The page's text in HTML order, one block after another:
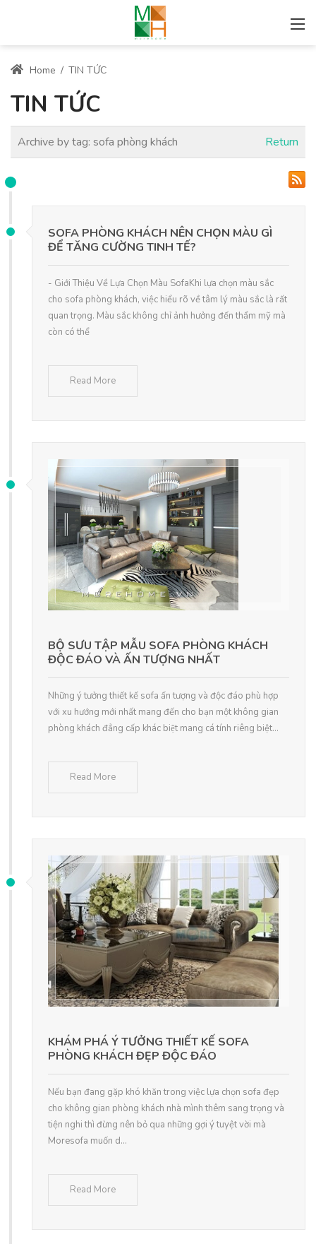
Home / TIN TỨC
TIN TỨC
Archive by tag: sofa phòng khách Return
SOFA PHÒNG KHÁCH NÊN CHỌN MÀU GÌ
ĐỂ TĂNG CƯỜNG TINH TẾ?
- Giới Thiệu Về Lựa Chọn Màu SofaKhi lựa chọn màu sắc
cho sofa phòng khách, việc hiểu rõ về tâm lý màu sắc là rất
quan trọng. Màu sắc không chỉ ảnh hưởng đến thẩm mỹ mà
còn có thể
Read More
BỘ SƯU TẬP MẪU SOFA PHÒNG KHÁCH
ĐỘC ĐÁO VÀ ẤN TƯỢNG NHẤT
Những ý tưởng thiết kế sofa ấn tượng và độc đáo phù hợp
với xu hướng mới nhất mang đến cho bạn một không gian
phòng khách đẳng cấp khác biệt mang cá tính riêng biệt...
Read More
KHÁM PHÁ Ý TƯỞNG THIẾT KẾ SOFA
PHÒNG KHÁCH ĐẸP ĐỘC ĐÁO
Nếu bạn đang gặp khó khăn trong việc lựa chọn sofa đẹp
cho không gian phòng khách nhà mình thêm sang trọng và
tiện nghi thì đừng nên bỏ qua những gợi ý tuyệt vời mà
Moresofa muốn d...
Read More